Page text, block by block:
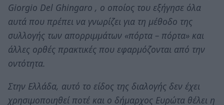
Giorgio Del Ghingaro , ο οποίος του εξήγησε όλα
αυτά που πρέπει να γνωρίζει για τη μέθοδο της
συλλογής των απορριμμάτων «πόρτα – πόρτα» και
άλλες ορθές πρακτικές που εφαρμόζονται από την
οντότητα.
Στην Ελλάδα, αυτό το είδος της διαλογής δεν έχει
χρησιμοποιηθεί ποτέ και ο δήμαρχος Ευρώτα θέλει η